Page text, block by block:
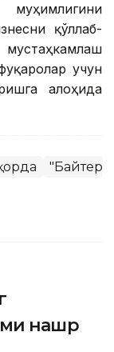
қўллаб-
учун
алоҳида
нашр